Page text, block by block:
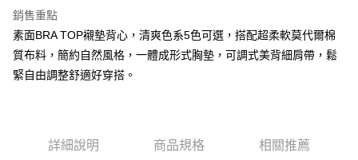
相關說明
AFTEE先享後付是「在收到商品之後才付款」的支付方式。 讓您購物簡單
便利好安心！
１．簡單：不需註冊會員、不需綁卡、不需儲值。
２．便利：只要手機號碼，簡訊認證，即可結帳。
１．於結帳方式選擇「AFTEE先享後付」後，將跳轉至「AFTEE先享後付」
結帳頁面，進行簡訊認證並確認金額後，即可完成結帳。
ATM付款
運送方式
付款後全家取貨
銷售重點
素面BRA TOP襯墊背心，清爽色系5色可選，搭配超柔軟莫代爾棉
質布料，簡約自然風格，一體成形式胸墊，可調式美背細肩帶，鬆
緊自由調整舒適好穿搭。
詳細說明 商品規格 相關推薦